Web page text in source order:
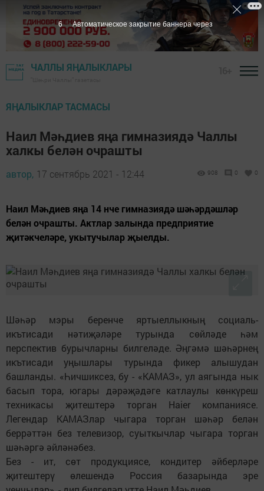
ЧАЛЛЫ ЯҢАЛЫКЛАРЫ
ЯҢАЛЫКЛАР ТАСМАСЫ
Наил Мәһдиев яңа гимназиядә Чаллы
халкы белән очрашты
автор, 17 сентябрь 2021 - 12:44 908 0 0
Наил Мәһдиев яңа 14 нче гимназиядә шәһәрдәшләр
белән очрашты. Актлар залында предприятие
җитәкчеләре, укытучылар җыелды.
Шәһәр мэры беренче яртыеллыкның социаль-
икътисади нәтиҗәләре турында сөйләде һәм
перспектив бурычларны билгеләде. Әңгәмә шәһәрнең
икътисади уңышлары турында фикер алышудан
башланды. «Һичшиксез, бу - «КАМАЗ», ул аягында нык
басып тора, югары дәрәҗәдәге катлаулы көнкүреш
техникасы җитештерә торган Haier компаниясе.
Легендар КАМАЗлар чыгара торган шәһәр белән
беррәттән без телевизор, суыткычлар чыгара торган
шәһәргә әйләнәбез.
Без - ит, сөт продукциясе, кондитер әйберләре
җитештерү өлешендә Россия базарында эре
5 Автоматическое закрытие баннера через